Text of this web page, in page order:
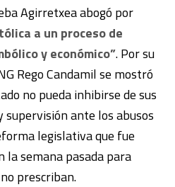
Agirretxea abogó por
a un proceso de
y económico”. Por su
Rego Candamil se mostró
no pueda inhibirse de sus
supervisión ante los abusos
legislativa que fue
la semana pasada para
prescriban.